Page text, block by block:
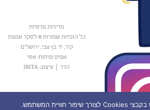
אתר זה עושה שימוש בקבצי Cookies לצורך שיפור חוויית המשתמש.
מדיניות פרטיות
כל הזכויות שמורות © לסקר אמנות
קיר, יד בן-צבי, ירושלים
אפיון ופיתוח: אטי
הדר
עיצוב: IRITA